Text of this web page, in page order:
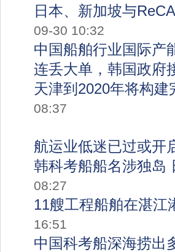
日本、新加坡与
09-30 10:32
中国船舶行业国际产
连丢大单，韩国政府
天津到2020年将构
08:37
航运业低迷已过或
韩科考船船名涉独岛
08:27
11艘工程船舶在湛江
16:51
中国科考船深海捞出